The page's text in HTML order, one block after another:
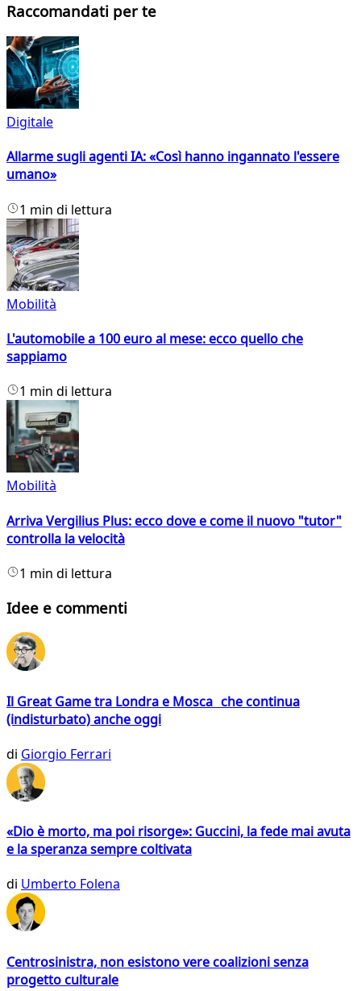
Raccomandati per te
Digitale
Allarme sugli agenti IA: «Così hanno ingannato l'essere
umano»
1 min di lettura
Mobilità
L'automobile a 100 euro al mese: ecco quello che
sappiamo
1 min di lettura
Mobilità
Arriva Vergilius Plus: ecco dove e come il nuovo "tutor"
controlla la velocità
1 min di lettura
Idee e commenti
Il Great Game tra Londra e Mosca che continua
(indisturbato) anche oggi
di Giorgio Ferrari
«Dio è morto, ma poi risorge»: Guccini, la fede mai avuta
e la speranza sempre coltivata
di Umberto Folena
Centrosinistra, non esistono vere coalizioni senza
progetto culturale